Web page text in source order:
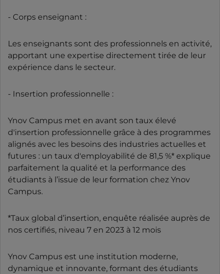
- Corps enseignant :
Les enseignants sont des professionnels en activité,
apportant une expertise directement tirée de leur
expérience dans le secteur.
- Insertion professionnelle :
Ynov Campus met en avant son taux élevé
d'insertion professionnelle grâce à des programmes
alignés avec les besoins des industries actuelles et
futures : un taux d'employabilité de 81,5 %* explique
parfaitement la qualité et la performance des
étudiants à l’issue de leur formation chez Ynov
Campus.
*Taux global d’insertion, enquête réalisée auprès de
nos certifiés, niveau 7 en 2023 à 12 mois
Ynov Campus est une institution moderne,
dynamique et innovante, formant des étudiants